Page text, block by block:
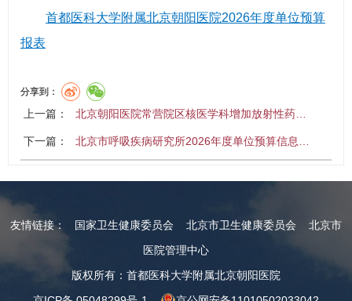
首都医科大学附属北京朝阳医院2026年度单位预算
报表
分享到：
上一篇： 北京朝阳医院常营院区核医学科增加放射性药…
下一篇： 北京市呼吸疾病研究所2026年度单位预算信息…
友情链接： 国家卫生健康委员会 北京市卫生健康委员会
北京市
医院管理中心
版权所有：首都医科大学附属北京朝阳医院